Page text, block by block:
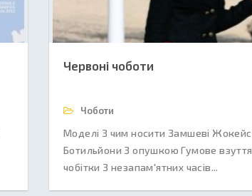
Червоні чоботи
Чоботи
Моделі З чим носити Замшеві
Ботильйони З опушкою Гумове взуття
чобітки З незапам'ятних часів...